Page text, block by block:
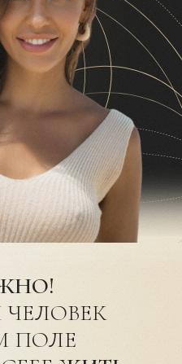
ПОЛЕ